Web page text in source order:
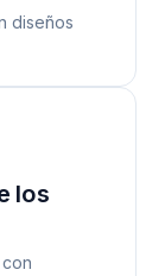
diseños
los